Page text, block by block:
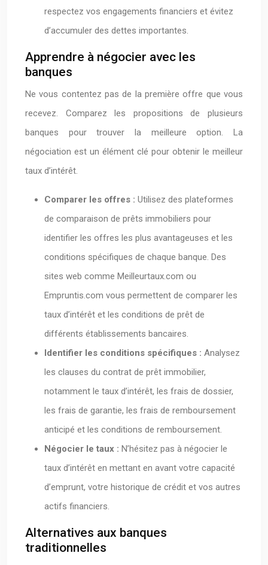
respectez vos engagements financiers et évitez
d’accumuler des dettes importantes.
Apprendre à négocier avec les
banques
Ne vous contentez pas de la première offre que vous
recevez. Comparez les propositions de plusieurs
banques pour trouver la meilleure option. La
négociation est un élément clé pour obtenir le meilleur
taux d’intérêt.
Comparer les offres : Utilisez des plateformes
de comparaison de prêts immobiliers pour
identifier les offres les plus avantageuses et les
conditions spécifiques de chaque banque. Des
sites web comme Meilleurtaux.com ou
Empruntis.com vous permettent de comparer les
taux d’intérêt et les conditions de prêt de
différents établissements bancaires.
Identifier les conditions spécifiques : Analysez
les clauses du contrat de prêt immobilier,
notamment le taux d’intérêt, les frais de dossier,
les frais de garantie, les frais de remboursement
anticipé et les conditions de remboursement.
Négocier le taux : N’hésitez pas à négocier le
taux d’intérêt en mettant en avant votre capacité
d’emprunt, votre historique de crédit et vos autres
actifs financiers.
Alternatives aux banques
traditionnelles